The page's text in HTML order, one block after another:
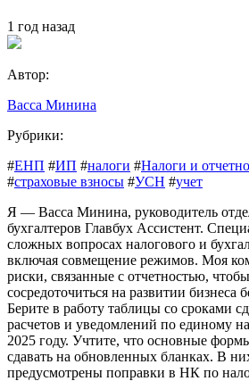
1 год назад
Автор:
Васса Минина
Рубрики:
#ЕНП #ИП #налоги #Налоги и
#страховые взносы #УСН #учет
Я — Васса Минина, руководитель
бухгалтеров Главбух Ассистент.
сложных вопросах налогового и
включая совмещение режимов. Моя
риски, связанные с отчетностью,
сосредоточиться на развитии
Берите в работу таблицы со сроками
расчетов и уведомлений по единому
2025 году. Учтите, что основные
сдавать на обновленных бланках. В
предусмотрены поправки в НК по